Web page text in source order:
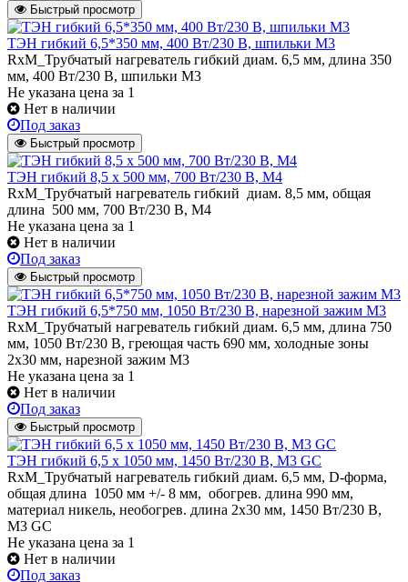
Быстрый просмотр
ТЭН гибкий 6,5*350 мм, 400 Вт/230 В, шпильки М3
RxM_Трубчатый нагреватель гибкий диам. 6,5 мм, длина 350
мм, 400 Вт/230 В, шпильки М3
Не указана цена за 1
Нет в наличии
Под заказ
Быстрый просмотр
ТЭН гибкий 8,5 x 500 мм, 700 Вт/230 В, M4
RxM_Трубчатый нагреватель гибкий диам. 8,5 мм, общая
длина 500 мм, 700 Вт/230 В, M4
Не указана цена за 1
Нет в наличии
Под заказ
Быстрый просмотр
ТЭН гибкий 6,5*750 мм, 1050 Вт/230 В, нарезной зажим М3
RxM_Трубчатый нагреватель гибкий диам. 6,5 мм, длина 750
мм, 1050 Вт/230 В, греющая часть 690 мм, холодные зоны
2х30 мм, нарезной зажим М3
Не указана цена за 1
Нет в наличии
Под заказ
Быстрый просмотр
ТЭН гибкий 6,5 х 1050 мм, 1450 Вт/230 В, M3 GC
RxM_Трубчатый нагреватель гибкий диам. 6,5 мм, D-форма,
общая длина 1050 мм +/- 8 мм, обогрев. длина 990 мм,
материал никель, необогрев. длина 2х30 мм, 1450 Вт/230 В,
M3 GC
Не указана цена за 1
Нет в наличии
Под заказ